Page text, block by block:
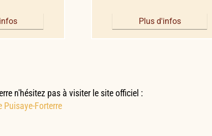
Plus d'infos
n'hésitez pas à visiter le site officiel :
Puisaye-Forterre